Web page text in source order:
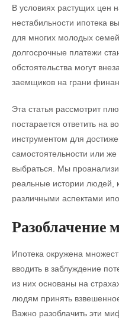
В условиях растущих цен
нестабильности ипотека
для многих молодых
долгосрочные платежи
обстоятельства могут
заемщиков на грани
Эта статья рассмотрит
постарается ответить на
инструментом для
самостоятельности или
выбраться. Мы
реальные истории людей,
различными аспектами
Разоблачение
Ипотека окружена
вводить в заблуждение
из них основаны на
людям принять
Важно разоблачить эти